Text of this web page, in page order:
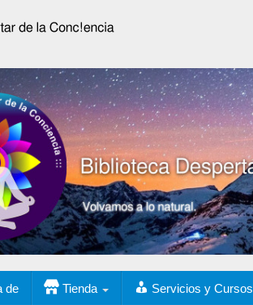
de Tienda Servicios y Cursos